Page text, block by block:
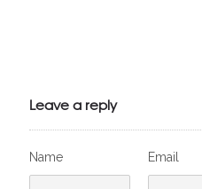
Leave a reply
Name Email